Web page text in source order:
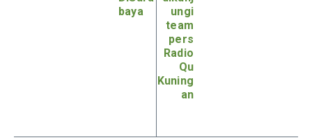
baya
ungi
team
pers
Radio
Qu
Kuning
an